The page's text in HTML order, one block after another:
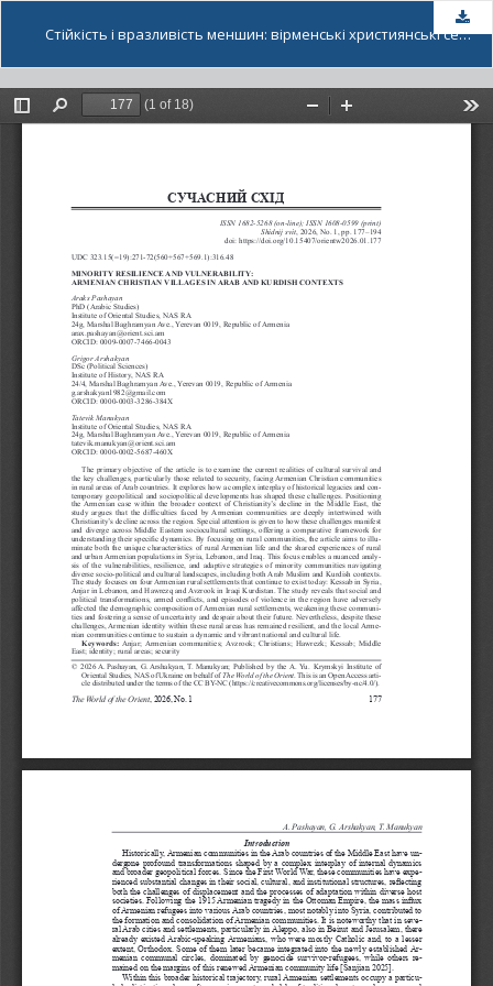
Стійкість і вразливість меншин: вірменські християнські села в арабському і курдському контекстах